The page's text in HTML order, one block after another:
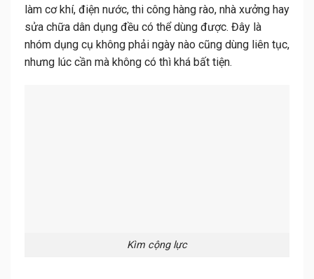
làm cơ khí, điện nước, thi công hàng rào, nhà xưởng hay
sửa chữa dân dụng đều có thể dùng được. Đây là
nhóm dụng cụ không phải ngày nào cũng dùng liên tục,
nhưng lúc cần mà không có thì khá bất tiện.
Kìm cộng lực